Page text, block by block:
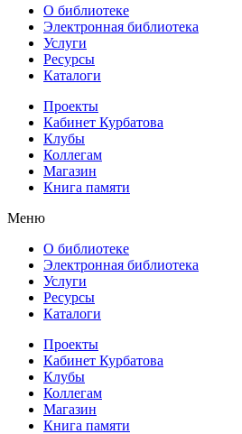
О библиотеке
Электронная библиотека
Услуги
Ресурсы
Каталоги
Проекты
Кабинет Курбатова
Клубы
Коллегам
Магазин
Книга памяти
Меню
О библиотеке
Электронная библиотека
Услуги
Ресурсы
Каталоги
Проекты
Кабинет Курбатова
Клубы
Коллегам
Магазин
Книга памяти